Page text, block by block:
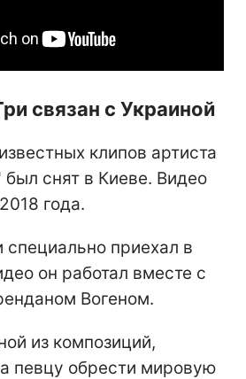
связан с Украиной
клипов артиста
снят в Киеве. Видео
года.
приехал в
он работал вместе с
Вогеном.
из композиций,
певцу обрести мировую